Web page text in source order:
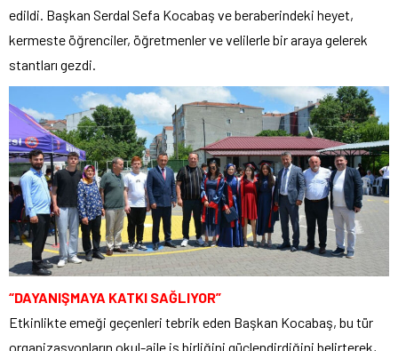
edildi. Başkan Serdal Sefa Kocabaş ve beraberindeki heyet,
kermeste öğrenciler, öğretmenler ve velilerle bir araya gelerek
stantları gezdi.
“DAYANIŞMAYA KATKI SAĞLIYOR”
Etkinlikte emeği geçenleri tebrik eden Başkan Kocabaş, bu tür
organizasyonların okul-aile iş birliğini güçlendirdiğini belirterek,